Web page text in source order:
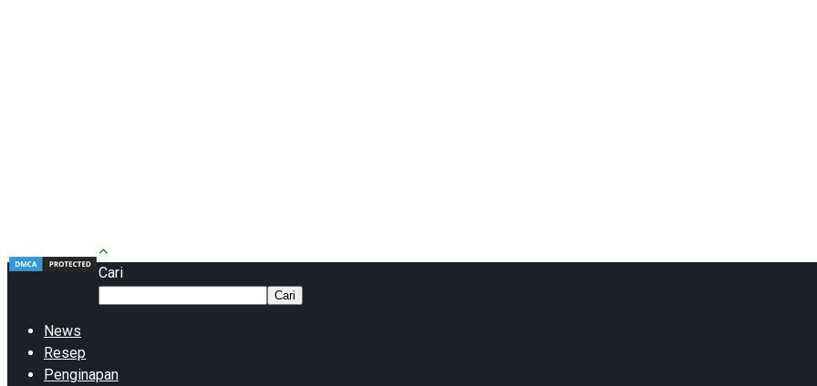
Cari
Cari
News
Resep
Penginapan